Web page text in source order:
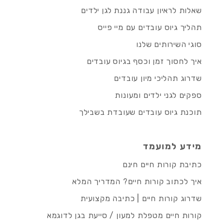
שאלות לראיון עבודה גננת לגן ילדים
תהליך גיוס עובדים עם מיי פייס
סוגי השירותים שלנו
איך לחסוך זמן וכסף בגיוס עובדים
שדרוג תהליכי מיון עובדים
ספקים לגני ילדים ומעונות
תוכנת גיוס עובדים שעובדת בשבילך
מידע למועמד
כתיבת קורות חיים חינם
איך לכתוב קורות חיים? המדריך המלא
שדרוג קורות חיים | כתיבה מקצועית
קורות חיים מטפלת למעון / סייעת בגן לדוגמא